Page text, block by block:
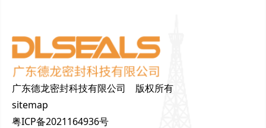
广东德龙密封科技有限公司 版权所有
sitemap
粤ICP备2021164936号